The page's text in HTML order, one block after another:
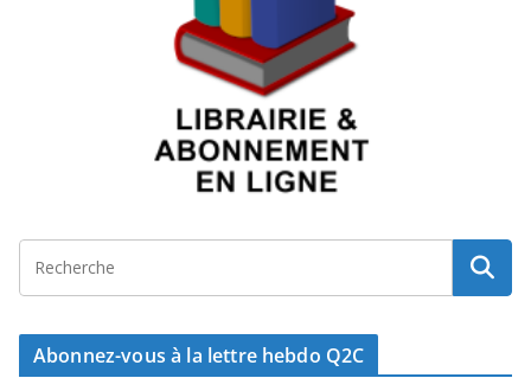
Abonnez-vous à la lettre hebdo Q2C